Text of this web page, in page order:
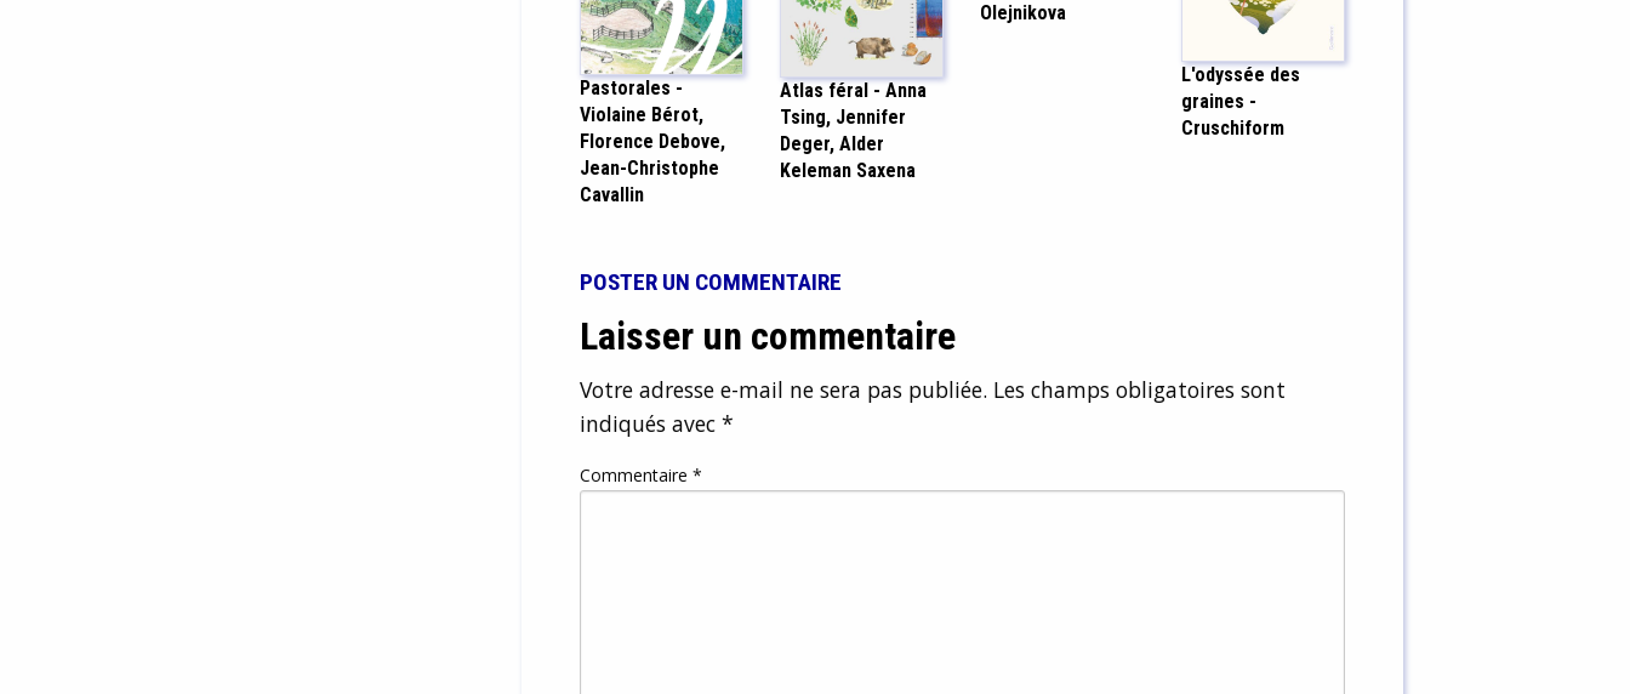
Pastorales -
Violaine Bérot,
Florence Debove,
Jean-Christophe
Cavallin
Atlas féral - Anna
Tsing, Jennifer
Deger, Alder
Keleman Saxena
Olejnikova
L'odyssée des
graines -
Cruschiform
POSTER UN COMMENTAIRE
Laisser un commentaire
Votre adresse e-mail ne sera pas publiée. Les champs obligatoires sont
indiqués avec *
Commentaire *